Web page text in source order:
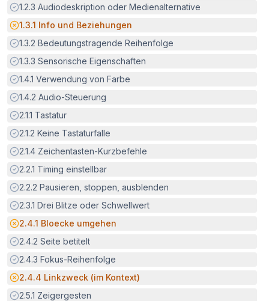
Erfüllt:
1.2.3 Audiodeskription oder Medienalternative
Potenzielle Barriere:
1.3.1 Info und Beziehungen
Erfüllt:
1.3.2 Bedeutungstragende Reihenfolge
Erfüllt:
1.3.3 Sensorische Eigenschaften
Erfüllt:
1.4.1 Verwendung von Farbe
Erfüllt:
1.4.2 Audio-Steuerung
Erfüllt:
2.1.1 Tastatur
Erfüllt:
2.1.2 Keine Tastaturfalle
Erfüllt:
2.1.4 Zeichentasten-Kurzbefehle
Erfüllt:
2.2.1 Timing einstellbar
Erfüllt:
2.2.2 Pausieren, stoppen, ausblenden
Erfüllt:
2.3.1 Drei Blitze oder Schwellwert
Potenzielle Barriere:
2.4.1 Bloecke umgehen
Erfüllt:
2.4.2 Seite betitelt
Erfüllt:
2.4.3 Fokus-Reihenfolge
Potenzielle Barriere:
2.4.4 Linkzweck (im Kontext)
Erfüllt:
2.5.1 Zeigergesten